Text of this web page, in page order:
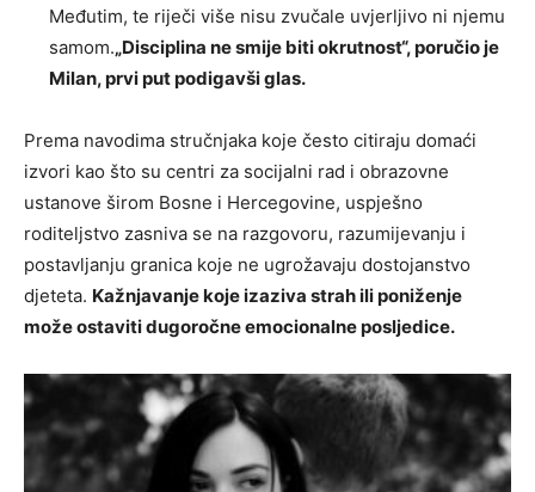
Međutim, te riječi više nisu zvučale uvjerljivo ni njemu
samom.„Disciplina ne smije biti okrutnost“, poručio je
Milan, prvi put podigavši glas.
Prema navodima stručnjaka koje često citiraju domaći
izvori kao što su centri za socijalni rad i obrazovne
ustanove širom Bosne i Hercegovine, uspješno
roditeljstvo zasniva se na razgovoru, razumijevanju i
postavljanju granica koje ne ugrožavaju dostojanstvo
djeteta. Kažnjavanje koje izaziva strah ili poniženje
može ostaviti dugoročne emocionalne posljedice.